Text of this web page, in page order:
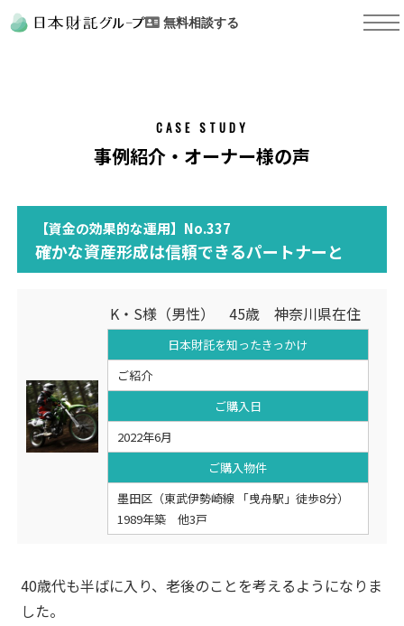
無料相談する
CASE STUDY
事例紹介・オーナー様の声
【資金の効果的な運用】No.337
確かな資産形成は信頼できるパートナーと
K・S様（男性） 45歳 神奈川県在住
日本財託を知ったきっかけ
ご紹介
ご購入日
2022年6月
ご購入物件
墨田区（東武伊勢崎線 「曵舟駅」徒歩8分）
1989年築 他3戸
40歳代も半ばに入り、老後のことを考えるようになりま
した。